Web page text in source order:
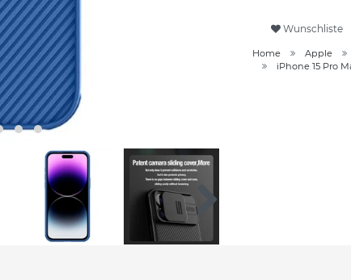
Wunschliste
Home Apple
iPhone 15 Pro